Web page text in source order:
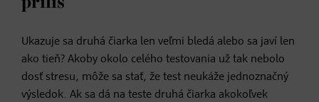
Ukazuje sa druhá čiarka len veľmi bledá alebo sa javí len
ako tieň? Akoby okolo celého testovania už tak nebolo
dosť stresu, môže sa stať, že test neukáže jednoznačný
výsledok. Ak sa dá na teste druhá čiarka akokoľvek